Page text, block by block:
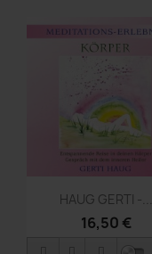
 Vorschau
HAUG GERTI -...
16,50 €